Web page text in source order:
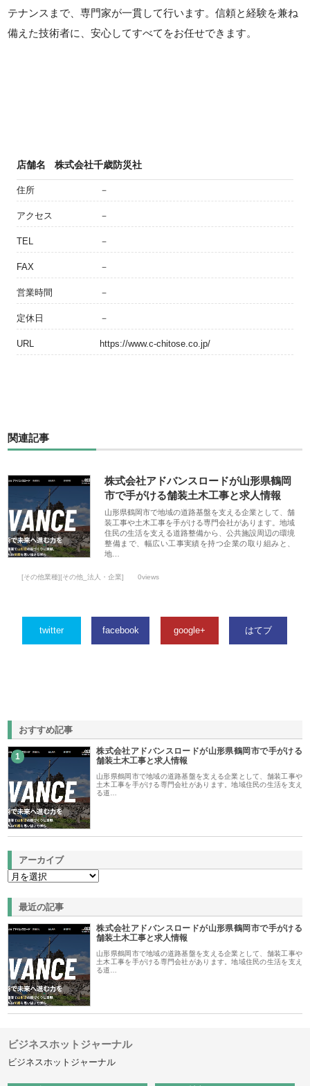
テナンスまで、専門家が一貫して行います。信頼と経験を兼ね
備えた技術者に、安心してすべてをお任せできます。
店舗名 株式会社千歳防災社
住所 －
アクセス －
TEL －
FAX －
営業時間 －
定休日 －
URL https://www.c-chitose.co.jp/
関連記事
株式会社アドバンスロードが山形県鶴岡
市で手がける舗装土木工事と求人情報
山形県鶴岡市で地域の道路基盤を支える企業として、舗
装工事や土木工事を手がける専門会社があります。地域
住民の生活を支える道路整備から、公共施設周辺の環境
整備まで、幅広い工事実績を持つ企業の取り組みと、
地…
[その他業種][その他_法人・企業] 0views
twitter facebook google+ はてブ
おすすめ記事
1
株式会社アドバンスロードが山形県鶴岡市で手がける
舗装土木工事と求人情報
山形県鶴岡市で地域の道路基盤を支える企業として、舗装工事や
土木工事を手がける専門会社があります。地域住民の生活を支え
る道…
アーカイブ
最近の記事
株式会社アドバンスロードが山形県鶴岡市で手がける
舗装土木工事と求人情報
山形県鶴岡市で地域の道路基盤を支える企業として、舗装工事や
土木工事を手がける専門会社があります。地域住民の生活を支え
る道…
ビジネスホットジャーナル
ビジネスホットジャーナル